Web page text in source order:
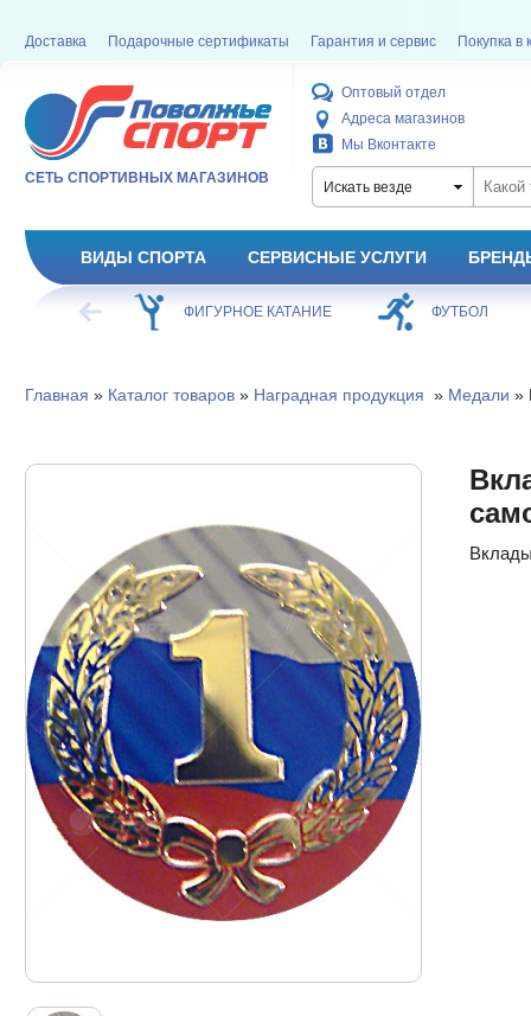
Доставка Подарочные сертификаты Гарантия и сервис Покупка в
СЕТЬ СПОРТИВНЫХ МАГАЗИНОВ
Оптовый отдел
Адреса магазинов
Мы Вконтакте
Искать везде
ВИДЫ СПОРТА СЕРВИСНЫЕ УСЛУГИ
ХОККЕЙ ФИГУРНОЕ КАТАНИЕ ФУТБОЛ
Главная » Каталог товаров» Наградная продукция » Медали »